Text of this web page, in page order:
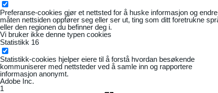
Preferanse-cookies gjør et nettsted for å huske informasjon og
måten nettsiden oppfører seg eller ser ut, ting som ditt foretrukne
eller den regionen du befinner deg i.
Vi bruker ikke denne typen cookies
Statistikk 16
Statistikk-cookies hjelper eiere til å forstå hvordan besøkende
kommuniserer med nettsteder ved å samle inn og rapportere
informasjon anonymt.
Adobe Inc.
1